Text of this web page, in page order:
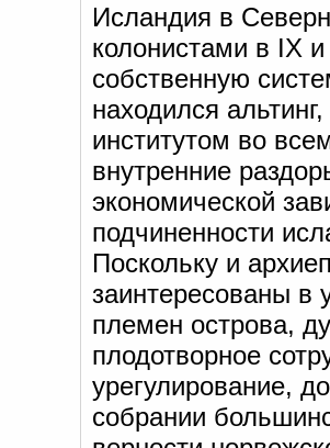
Исландия в
колонистами в IX
собственную
находился
институтом во
внутренние
экономической
подчиненности
Поскольку и
заинтересованы
племен острова,
плодотворное
урегулирование,
собрании